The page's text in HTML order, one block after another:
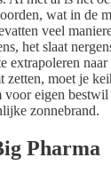
wat in de
veel
het slaat
extrapoleren
zetten, moet je
voor eigen
zonnebrand.
Pharma